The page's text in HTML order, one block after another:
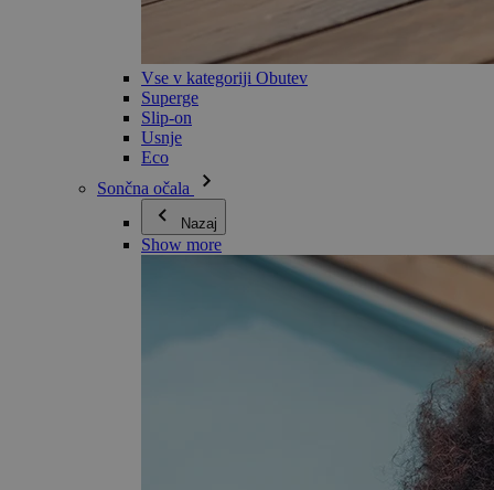
Vse v kategoriji Obutev
Superge
Slip-on
Usnje
Eco
Sončna očala
Nazaj
Show more